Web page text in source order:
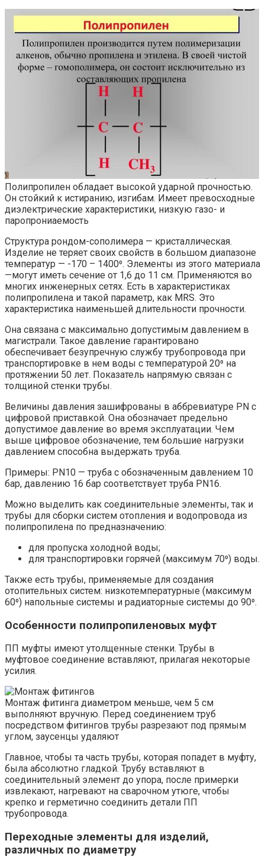
Полипропилен обладает высокой ударной прочностью.
Он стойкий к истиранию, изгибам. Имеет превосходные
диэлектрические характеристики, низкую газо- и
паропрониаемость
Структура рондом-сополимера — кристаллическая.
Изделие не теряет своих свойств в большом диапазоне
температур — -170 – 1400⁰. Элементы из этого материала
—могут иметь сечение от 1,6 до 11 см. Применяются во
многих инженерных сетях. Есть в характеристиках
полипропилена и такой параметр, как MRS. Это
характеристика наименьшей длительности прочности.
Она связана с максимально допустимым давлением в
магистрали. Такое давление гарантировано
обеспечивает безупречную службу трубопровода при
транспортировке в нем воды с температурой 20⁰ на
протяжении 50 лет. Показатель напрямую связан с
толщиной стенки трубы.
Величины давления зашифрованы в аббревиатуре PN с
цифровой приставкой. Она обозначает предельно
допустимое давление во время эксплуатации. Чем
выше цифровое обозначение, тем большие нагрузки
давлением способна выдержать труба.
Примеры: PN10 — труба с обозначенным давлением 10
бар, давлению 16 бар соответствует труба PN16.
Можно выделить как соединительные элементы, так и
трубы для сборки систем отопления и водопровода из
полипропилена по предназначению:
для пропуска холодной воды;
для транспортировки горячей (максимум 70⁰) воды.
Также есть трубы, применяемые для создания
отопительных систем: низкотемпературные (максимум
60⁰) напольные системы и радиаторные системы до 90⁰.
Особенности полипропиленовых муфт
ПП муфты имеют утолщенные стенки. Трубы в
муфтовое соединение вставляют, прилагая некоторые
усилия.
Монтаж фитинга диаметром меньше, чем 5 см
выполняют вручную. Перед соединением труб
посредством фитингов трубы разрезают под прямым
углом, заусенцы удаляют
Главное, чтобы та часть трубы, которая попадет в муфту,
была абсолютно гладкой. Трубу вставляют в
соединительный элемент до упора, после примерки
извлекают, нагревают на сварочном утюге, чтобы
крепко и герметично соединить детали ПП
трубопровода.
Переходные элементы для изделий,
различных по диаметру